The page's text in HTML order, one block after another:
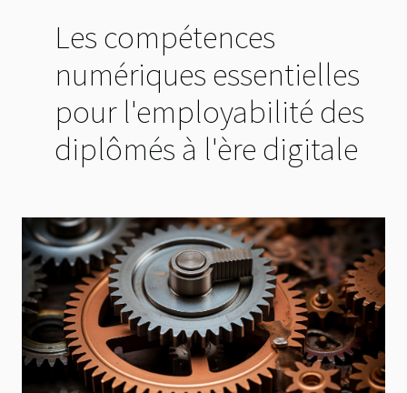
Les compétences
numériques essentielles
pour l'employabilité des
diplômés à l'ère digitale